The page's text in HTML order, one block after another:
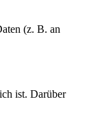
(z. B. an
ist. Darüber